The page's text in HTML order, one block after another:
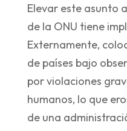
Elevar este asunto
de la ONU tiene
Externamente,
de países bajo
por violaciones
humanos, lo que
de una